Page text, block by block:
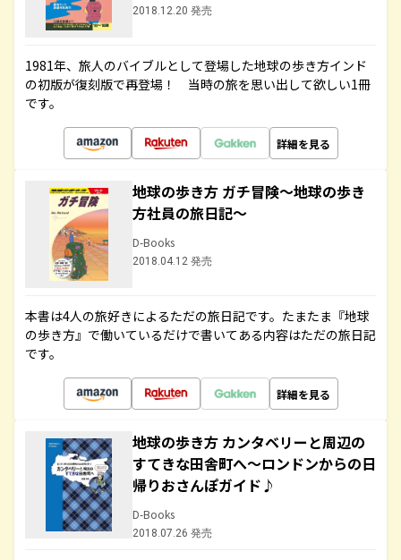
2018.12.20 発売
1981年、旅人のバイブルとして登場した地球の歩き方インド
の初版が復刻版で再登場！ 当時の旅を思い出して欲しい1冊
です。
詳細を見る
地球の歩き方 ガチ冒険～地球の歩き
方社員の旅日記～
D-Books
2018.04.12 発売
本書は4人の旅好きによるただの旅日記です。たまたま『地球
の歩き方』で働いているだけで書いてある内容はただの旅日記
です。
詳細を見る
地球の歩き方 カンタベリーと周辺の
すてきな田舎町へ～ロンドンからの日
帰りおさんぽガイド♪
D-Books
2018.07.26 発売